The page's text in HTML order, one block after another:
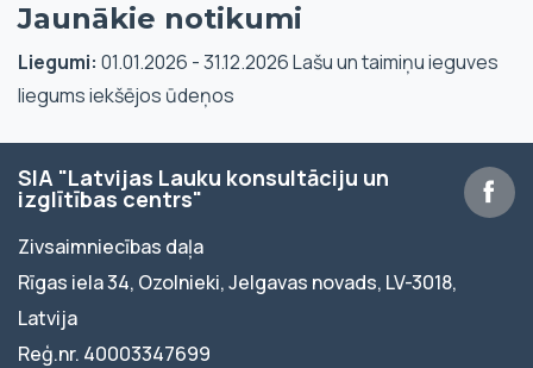
Jaunākie notikumi
Liegumi: 01.01.2026 - 31.12.2026 Lašu un taimiņu ieguves
liegums iekšējos ūdeņos
SIA "Latvijas Lauku konsultāciju un
izglītības centrs"
Zivsaimniecības daļa
Rīgas iela 34, Ozolnieki, Jelgavas novads, LV-3018,
Latvija
Reģ.nr. 40003347699